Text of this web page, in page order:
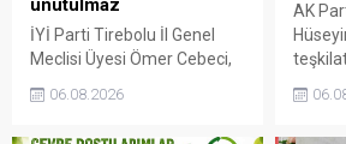
unutulmaz
İYİ Parti Tirebolu İl Genel
Meclisi Üyesi Ömer Cebeci,
Giresun Müdafaa-i Hukuk
Cemiyeti’nin Milli Mücadele
06.08.2026
AK